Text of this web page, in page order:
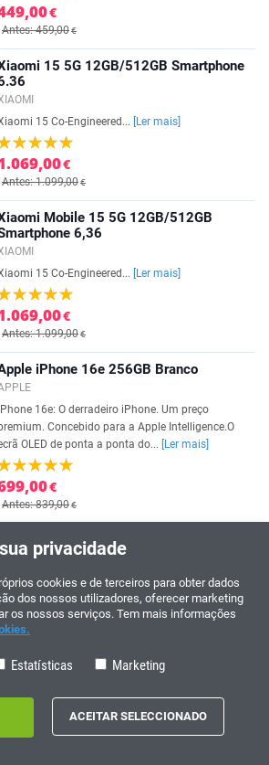
€
Antes: 459,00€
15 5G 12GB/512GB Smartphone
15 Co-Engineered...
[Ler mais]
€
Antes: 1.099,00€
Mobile 15 5G 12GB/512GB
6,36
15 Co-Engineered...
[Ler mais]
€
Antes: 1.099,00€
iPhone 16e 256GB Branco
16e: O derradeiro iPhone. Um preço
Concebido para a Apple Intelligence.O
OLED de ponta a ponta do...
[Ler mais]
€
Antes: 839,00€
Samsung Galaxy S25 Ultra IA 512GB
Preto titânio
que rompe barreiras. O Galaxy S25 Ultra leva a IA
smartphone a uma dimensão totalmente nova.
seu...
€
Dolby Vision Gaming 120Hz
privacidade
cookies e de terceiros para obter dados
dos nossos utilizadores, oferecer marketing
os nossos serviços. Tem mais informações
Estatísticas Marketing